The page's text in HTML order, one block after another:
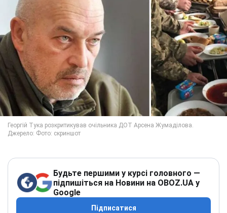
Будьте першими у курсі головного —
підпишіться на Новини на OBOZ.UA у
Google
Підписатися